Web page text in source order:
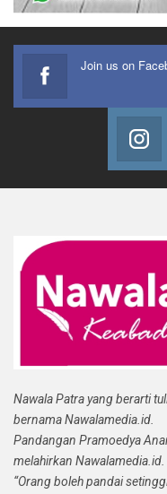
Join us on
Nawala Patra yang berarti
bernama Nawalamedia.id.
Pandangan Pramoedya
melahirkan
“Orang boleh pandai